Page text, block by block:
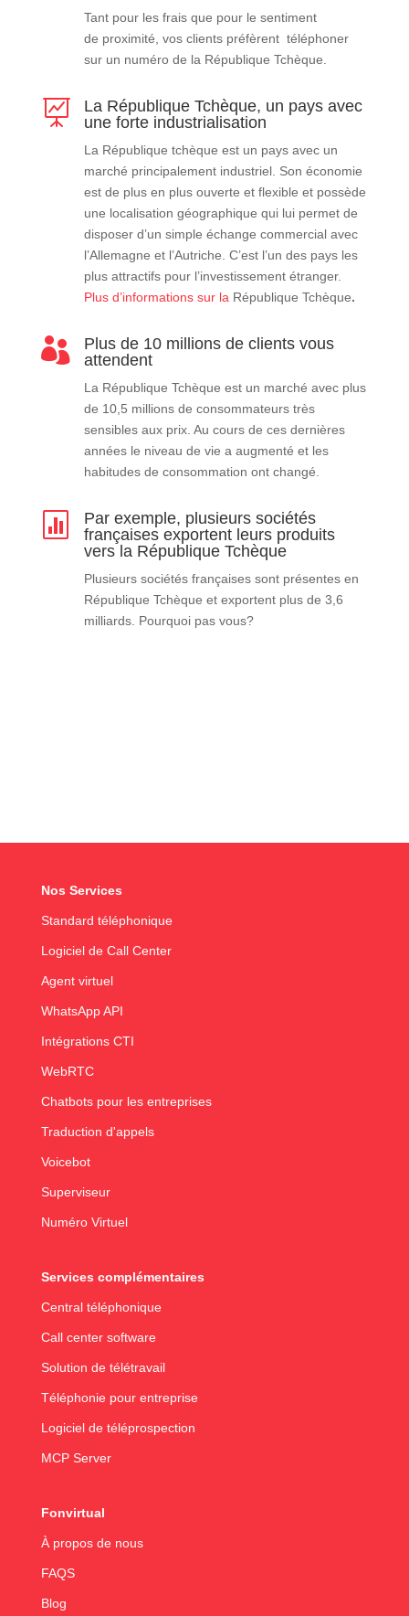
Tant pour les frais que pour le sentiment
de proximité, vos clients préfèrent téléphoner
sur un numéro de la République Tchèque.

La République Tchèque, un pays avec
une forte industrialisation
La République tchèque est un pays avec un
marché principalement industriel. Son économie
est de plus en plus ouverte et flexible et possède
une localisation géographique qui lui permet de
disposer d’un simple échange commercial avec
l’Allemagne et l’Autriche. C’est l’un des pays les
plus attractifs pour l’investissement étranger.
Plus d’informations sur la République Tchèque.

Plus de 10 millions de clients vous
attendent
La République Tchèque est un marché avec plus
de 10,5 millions de consommateurs très
sensiblesaux prix. Au cours de ces dernières
années le niveau de vie a augmenté et les
habitudes de consommation ont changé.

Par exemple, plusieurs sociétés
françaises exportent leurs produits
vers la République Tchèque
Plusieurs sociétés françaises sont présentes en
République Tchèque et exportent plus de 3,6
milliards. Pourquoi pas vous?
Nos Services
Standard téléphonique
Logiciel de Call Center
Agent virtuel
WhatsApp API
Intégrations CTI
WebRTC
Chatbots pour les entreprises
Traduction d'appels
Voicebot
Superviseur
Numéro Virtuel
Services complémentaires
Central téléphonique
Call center software
Solution de télétravail
Téléphonie pour entreprise
Logiciel de téléprospection
MCP Server
Fonvirtual
À propos de nous
FAQS
Blog